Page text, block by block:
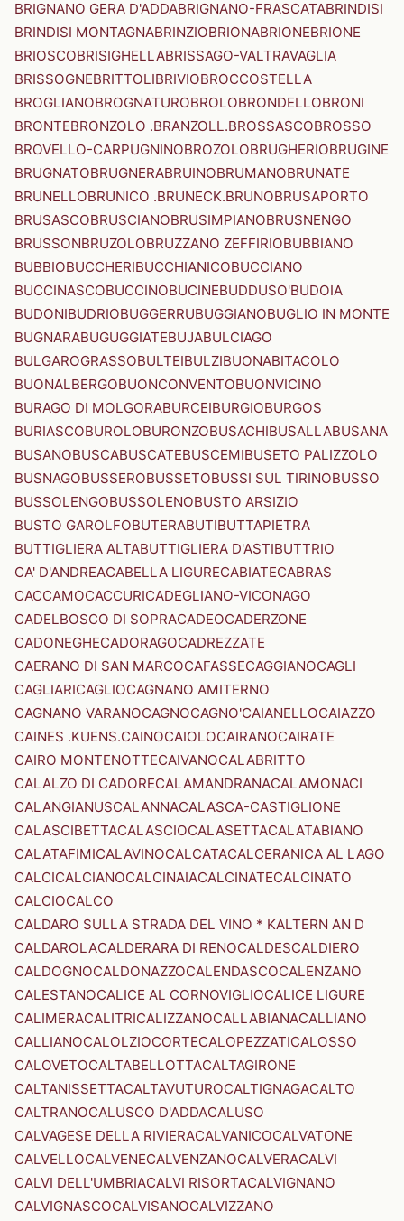
BRIGNANO GERA D'ADDABRIGNANO-FRASCATABRINDISI
BRINDISI MONTAGNABRINZIOBRIONABRIONEBRIONE
BRIOSCOBRISIGHELLABRISSAGO-VALTRAVAGLIA
BRISSOGNEBRITTOLIBRIVIOBROCCOSTELLA
BROGLIANOBROGNATUROBROLOBRONDELLOBRONI
BRONTEBRONZOLO .BRANZOLL.BROSSASCOBROSSO
BROVELLO-CARPUGNINOBROZOLOBRUGHERIOBRUGINE
BRUGNATOBRUGNERABRUINOBRUMANOBRUNATE
BRUNELLOBRUNICO .BRUNECK.BRUNOBRUSAPORTO
BRUSASCOBRUSCIANOBRUSIMPIANOBRUSNENGO
BRUSSONBRUZOLOBRUZZANO ZEFFIRIOBUBBIANO
BUBBIOBUCCHERIBUCCHIANICOBUCCIANO
BUCCINASCOBUCCINOBUCINEBUDDUSO'BUDOIA
BUDONIBUDRIOBUGGERRUBUGGIANOBUGLIO IN MONTE
BUGNARABUGUGGIATEBUJABULCIAGO
BULGAROGRASSOBULTEIBULZIBUONABITACOLO
BUONALBERGOBUONCONVENTOBUONVICINO
BURAGO DI MOLGORABURCEIBURGIOBURGOS
BURIASCOBUROLOBURONZOBUSACHIBUSALLABUSANA
BUSANOBUSCABUSCATEBUSCEMIBUSETO PALIZZOLO
BUSNAGOBUSSEROBUSSETOBUSSI SUL TIRINOBUSSO
BUSSOLENGOBUSSOLENOBUSTO ARSIZIO
BUSTO GAROLFOBUTERABUTIBUTTAPIETRA
BUTTIGLIERA ALTABUTTIGLIERA D'ASTIBUTTRIO
CA' D'ANDREACABELLA LIGURECABIATECABRAS
CACCAMOCACCURICADEGLIANO-VICONAGO
CADELBOSCO DI SOPRACADEOCADERZONE
CADONEGHECADORAGOCADREZZATE
CAERANO DI SAN MARCOCAFASSECAGGIANOCAGLI
CAGLIARICAGLIOCAGNANO AMITERNO
CAGNANO VARANOCAGNOCAGNO'CAIANELLOCAIAZZO
CAINES .KUENS.CAINOCAIOLOCAIRANOCAIRATE
CAIRO MONTENOTTECAIVANOCALABRITTO
CALALZO DI CADORECALAMANDRANACALAMONACI
CALANGIANUSCALANNACALASCA-CASTIGLIONE
CALASCIBETTACALASCIOCALASETTACALATABIANO
CALATAFIMICALAVINOCALCATACALCERANICA AL LAGO
CALCICALCIANOCALCINAIACALCINATECALCINATO
CALCIOCALCO
CALDARO SULLA STRADA DEL VINO * KALTERN AN D
CALDAROLACALDERARA DI RENOCALDESCALDIERO
CALDOGNOCALDONAZZOCALENDASCOCALENZANO
CALESTANOCALICE AL CORNOVIGLIOCALICE LIGURE
CALIMERACALITRICALIZZANOCALLABIANACALLIANO
CALLIANOCALOLZIOCORTECALOPEZZATICALOSSO
CALOVETOCALTABELLOTTACALTAGIRONE
CALTANISSETTACALTAVUTUROCALTIGNAGACALTO
CALTRANOCALUSCO D'ADDACALUSO
CALVAGESE DELLA RIVIERACALVANICOCALVATONE
CALVELLOCALVENECALVENZANOCALVERACALVI
CALVI DELL'UMBRIACALVI RISORTACALVIGNANO
CALVIGNASCOCALVISANOCALVIZZANO